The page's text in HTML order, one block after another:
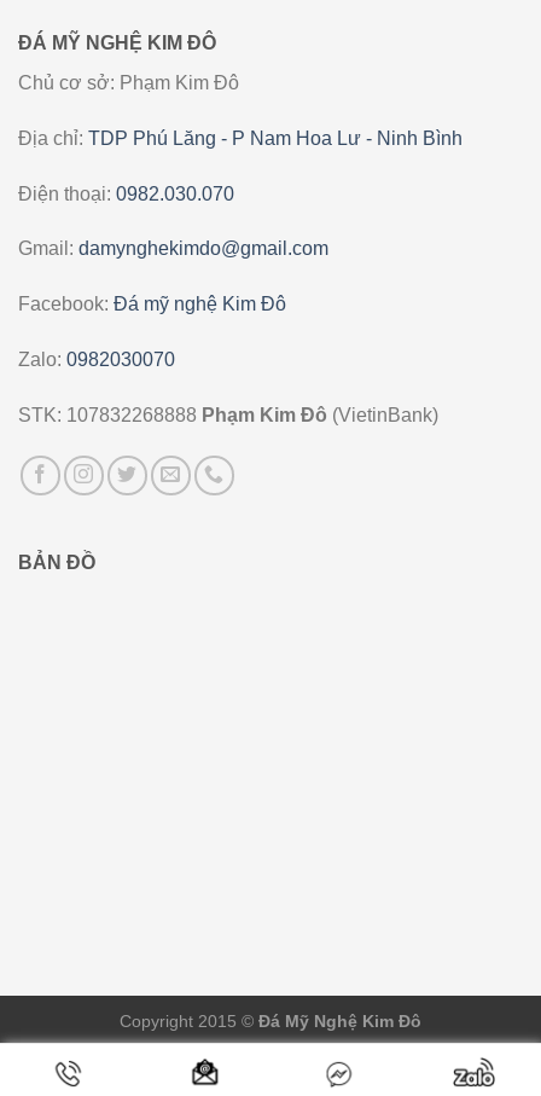
ĐÁ MỸ NGHỆ KIM ĐÔ
Chủ cơ sở: Phạm Kim Đô
Địa chỉ: TDP Phú Lăng - P Nam Hoa Lư - Ninh Bình
Điện thoại: 0982.030.070
Gmail: damynghekimdo@gmail.com
Facebook: Đá mỹ nghệ Kim Đô
Zalo: 0982030070
STK: 107832268888 Phạm Kim Đô (VietinBank)
BẢN ĐỒ
Copyright 2015 © Đá Mỹ Nghệ Kim Đô